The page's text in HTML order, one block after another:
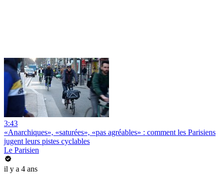
3:43
«Anarchiques», «saturées», «pas agréables» : comment les Parisiens
jugent leurs pistes cyclables
Le Parisien
il y a 4 ans